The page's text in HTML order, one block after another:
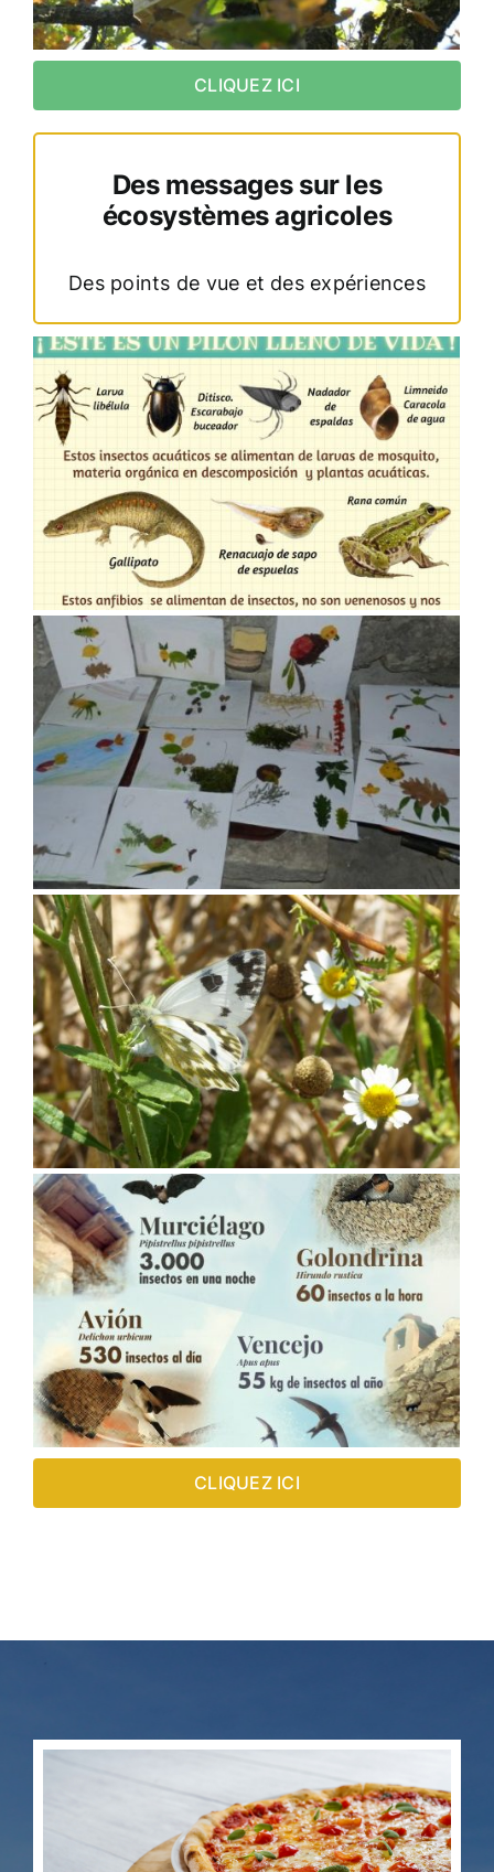
CLIQUEZ ICI
Des messages sur les
écosystèmes agricoles
Des points de vue et des expériences
CLIQUEZ ICI